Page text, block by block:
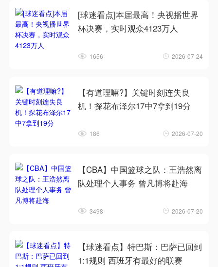
[球迷看点]本届最高！央视播世界
杯决赛，实时观众4123万人
1656 2026-07-24
【有道理嘛?】关键时刻连失良
机！探花布泽尔17中7拿到19分
186 2026-07-20
【CBA】中国篮球之队：王浩然离
队处理个人事务 曾凡博将赴海
3498 2026-07-20
【球迷看点】特巴斯：巴萨已回到
1:1规则 西班牙有最好的联赛